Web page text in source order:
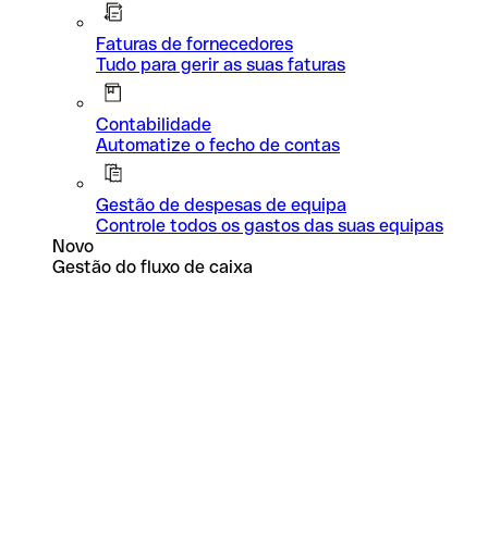
Faturas de fornecedores
Tudo para gerir as suas faturas
Contabilidade
Automatize o fecho de contas
Gestão de despesas de equipa
Controle todos os gastos das suas equipas
Novo
Gestão do fluxo de caixa